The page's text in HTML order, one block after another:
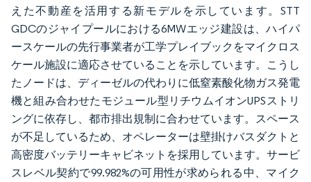
えた不動産を活用する新モデルを示しています。STT
GDCのジャイプールにおける6MWエッジ建設は、ハイパ
ースケールの先行事業者が工学プレイブックをマイクロス
ケール施設に適応させていることを示しています。こうし
たノードは、ディーゼルの代わりに低窒素酸化物ガス発電
機と組み合わせたモジュール型リチウムイオンUPSストリ
ングに依存し、都市排出規制に合わせています。スペース
が不足しているため、オペレーターは壁掛けバスダクトと
高密度バッテリーキャビネットを採用しています。サービ
スレベル契約で99.982%の可用性が求められる中、マイク